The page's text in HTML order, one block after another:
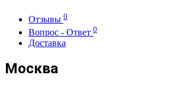
Отзывы 0
Вопрос - Ответ 0
Доставка
Москва